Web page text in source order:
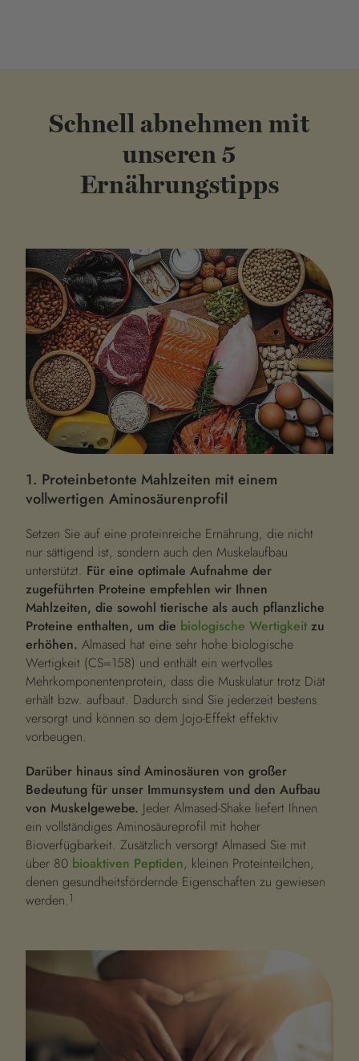
Schnell abnehmen mit
unseren 5
Ernährungstipps
1. Proteinbetonte Mahlzeiten mit einem
vollwertigen Aminosäurenprofil
Setzen Sie auf eine proteinreiche Ernährung, die nicht
nur sättigend ist, sondern auch den Muskelaufbau
unterstützt. Für eine optimale Aufnahme der
zugeführten Proteine empfehlen wir Ihnen
Mahlzeiten, die sowohl tierische als auch pflanzliche
Proteine enthalten, um die biologische Wertigkeit zu
erhöhen. Almased hat eine sehr hohe biologische
Wertigkeit (CS=158) und enthält ein wertvolles
Mehrkomponentenprotein, dass die Muskulatur trotz Diät
erhält bzw. aufbaut. Dadurch sind Sie jederzeit bestens
versorgt und können so dem Jojo-Effekt effektiv
vorbeugen.
Darüber hinaus sind Aminosäuren von großer
Bedeutung für unser Immunsystem und den Aufbau
von Muskelgewebe. Jeder Almased-Shake liefert Ihnen
ein vollständiges Aminosäureprofil mit hoher
Bioverfügbarkeit. Zusätzlich versorgt Almased Sie mit
über 80 bioaktiven Peptiden, kleinen Proteinteilchen,
denen gesundheitsfördernde Eigenschaften zu gewiesen
werden.1